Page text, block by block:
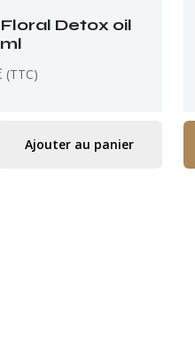
Detox oil
(TTC)
Ajouter au panier